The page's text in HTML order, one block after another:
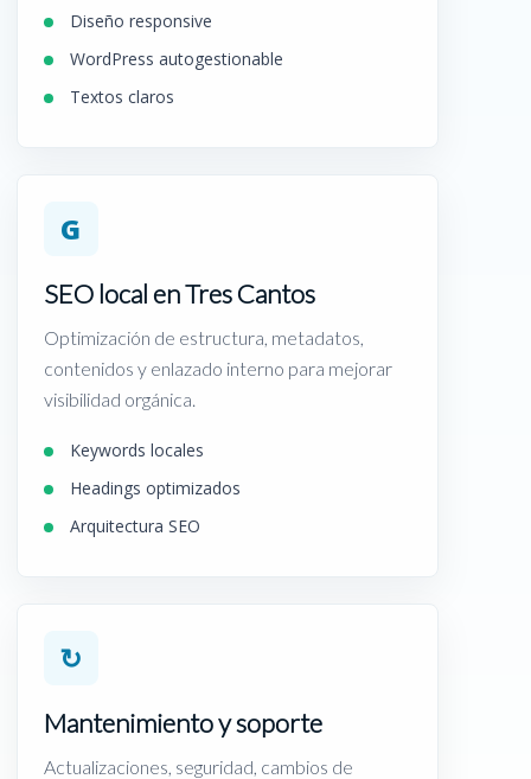
Diseño responsive
WordPress autogestionable
Textos claros
G
SEO local en Tres Cantos
Optimización de estructura, metadatos,
contenidos y enlazado interno para mejorar
visibilidad orgánica.
Keywords locales
Headings optimizados
Arquitectura SEO
↻
Mantenimiento y soporte
Actualizaciones, seguridad, cambios de